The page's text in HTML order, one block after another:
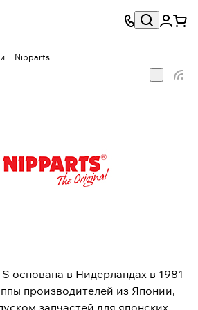
Nipparts
основана в Нидерландах в 1981
производителей из Японии,
запчастей для японских